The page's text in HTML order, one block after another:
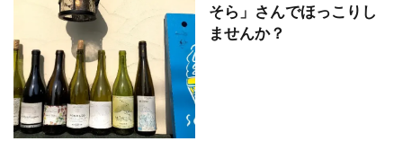
そら」さんでほっこりし
ませんか？